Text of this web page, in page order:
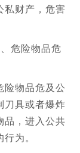
私财产，危害
危险物品危
物品危及公
刀具或者爆炸
品，进入公共
为。